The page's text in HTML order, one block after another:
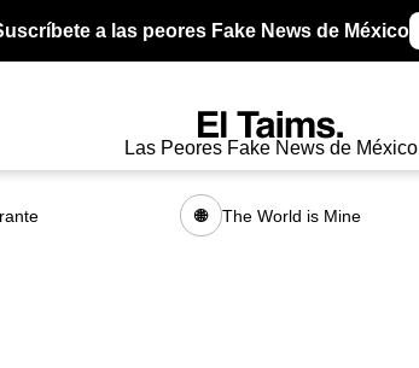
a las peores Fake News de México
Las Peores Fake News de México
🌐 The World is Mine